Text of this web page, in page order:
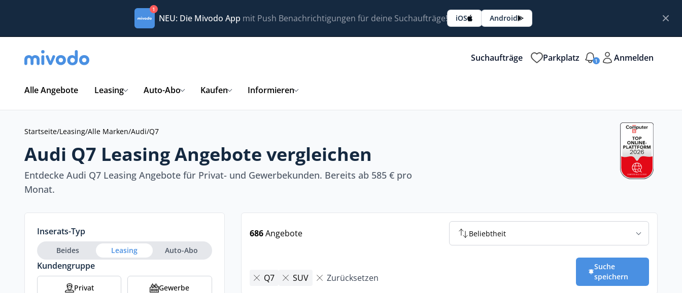
1
NEU: Die Mivodo App mit Push Benachrichtigungen für deine Suchaufträge! iOS Android
Suchaufträge Parkplatz 1 Anmelden
Alle Angebote Leasing Auto-Abo Kaufen Informieren
Startseite/Leasing/Alle Marken/Audi/Q7
Audi Q7 Leasing Angebote vergleichen
Entdecke Audi Q7 Leasing Angebote für Privat- und Gewerbekunden. Bereits ab 585 € pro
Monat.
Inserats-Typ
Beides Leasing Auto-Abo
Kundengruppe
Privat Gewerbe
686Angebote Beliebtheit
Q7 SUV Zurücksetzen
Suche
speichern